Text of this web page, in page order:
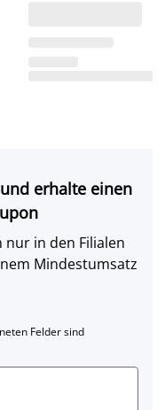
erhalte einen
nur in den Filialen
Mindestumsatz
Felder sind